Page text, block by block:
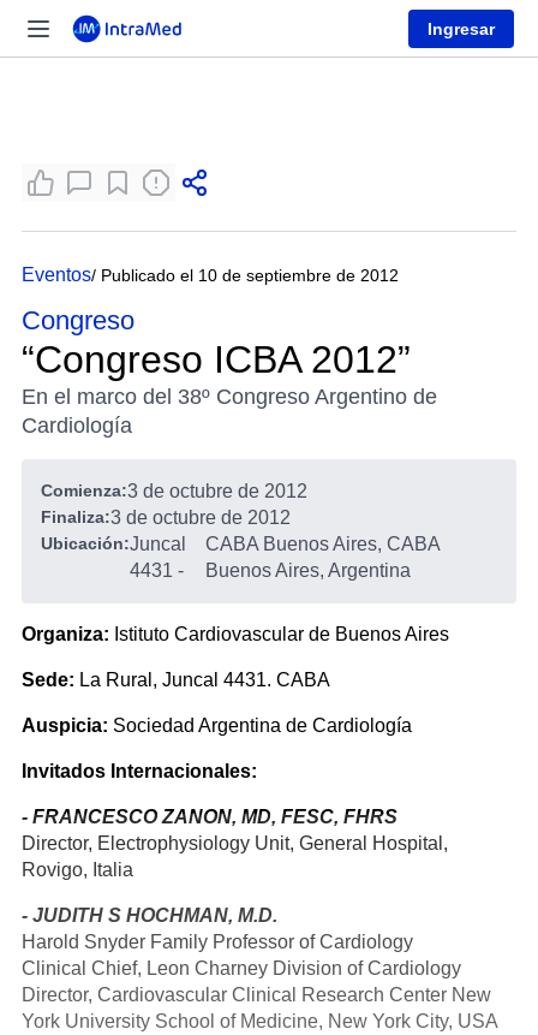
Ingresar
Eventos/ Publicado el 10 de septiembre de 2012
Congreso
“Congreso ICBA 2012”
En el marco del 38º Congreso Argentino de
Cardiología
Comienza:3 de octubre de 2012
Finaliza:3 de octubre de 2012
Ubicación:Juncal
4431 -
CABA Buenos Aires, CABA
Buenos Aires, Argentina
Organiza: Istituto Cardiovascular de Buenos Aires
Sede: La Rural, Juncal 4431. CABA
Auspicia: Sociedad Argentina de Cardiología
Invitados Internacionales:
- FRANCESCO ZANON, MD, FESC, FHRS
Director, Electrophysiology Unit, General Hospital,
Rovigo, Italia
- JUDITH S HOCHMAN, M.D.
Harold Snyder Family Professor of Cardiology
Clinical Chief, Leon Charney Division of Cardiology
Director, Cardiovascular Clinical Research Center New
York University School of Medicine, New York City, USA